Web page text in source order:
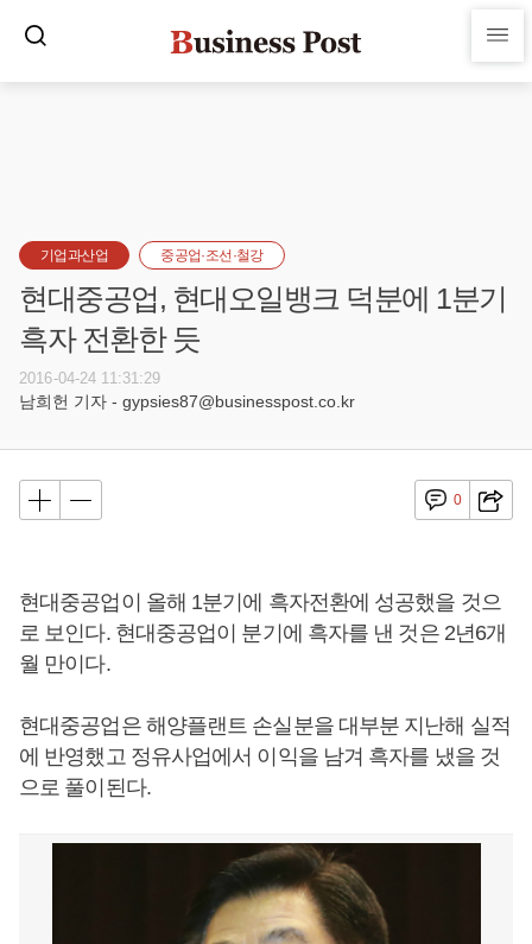
기업과산업 중공업·조선·철강
현대중공업, 현대오일뱅크 덕분에 1분기
흑자 전환한 듯
2016-04-24 11:31:29
남희헌 기자 - gypsies87@businesspost.co.kr
0
현대중공업이 올해 1분기에 흑자전환에 성공했을 것으
로 보인다. 현대중공업이 분기에 흑자를 낸 것은 2년6개
월 만이다.
현대중공업은 해양플랜트 손실분을 대부분 지난해 실적
에 반영했고 정유사업에서 이익을 남겨 흑자를 냈을 것
으로 풀이된다.